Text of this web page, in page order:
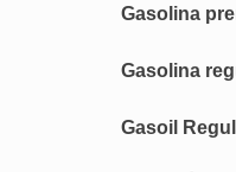
Gasolina
Gasolina
Gasoil